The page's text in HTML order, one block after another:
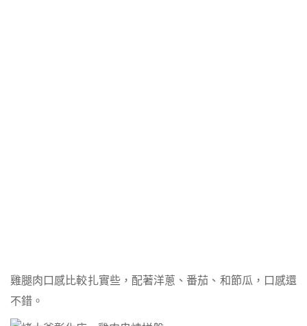
雞腿肉口感比較扎實些，配著洋蔥、番茄、和節瓜，口感還
不錯。